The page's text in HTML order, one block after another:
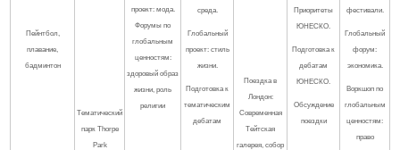
Пейнтбол,
плавание,
бадминтон
Тематический
парк Thorpe
Park
проект: мода.
Форумы по
глобальным
ценностям:
здоровый образ
жизни, роль
религии
среда.
Глобальный
проект: стиль
жизни.
Подготовка к
тематическим
дебатам
Поездка в
Лондон:
Современная
Тейтская
галерея, собор
Приоритеты
ЮНЕСКО.
Подготовка к
дебатам
ЮНЕСКО.
Обсуждение
поездки
фестивали.
Глобальный
форум:
экономика.
Воркшоп по
глобальным
ценностям:
право